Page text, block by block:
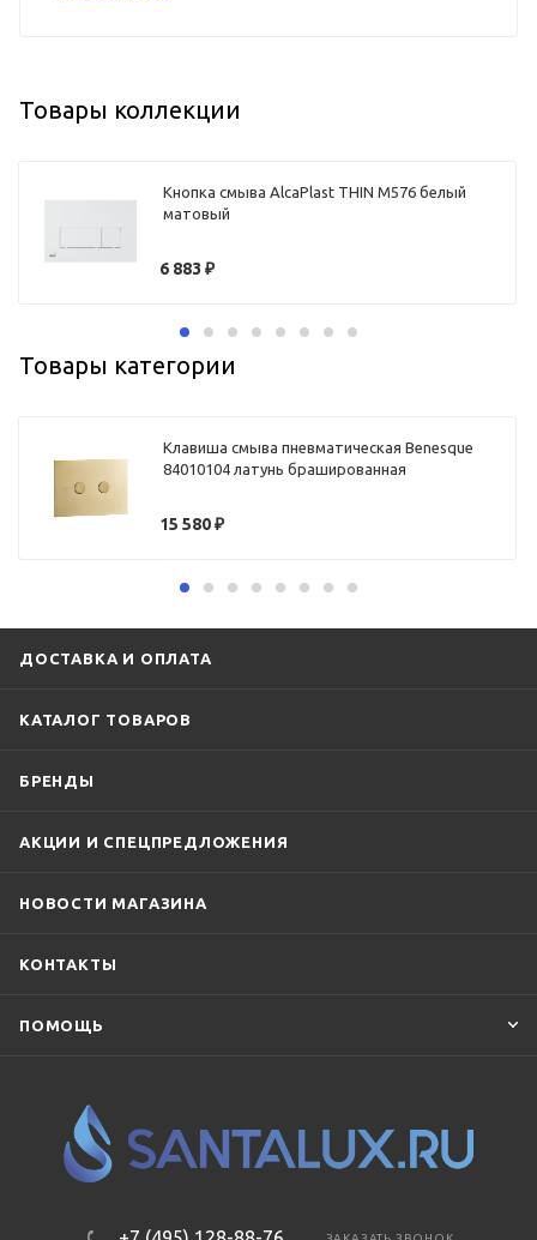
Товары коллекции
Кнопка смыва AlcaPlast THIN M576 белый
матовый
6 883 ₽
Товары категории
Клавиша смыва пневматическая Benesque
84010104 латунь брашированная
15 580₽
ДОСТАВКА И ОПЛАТА
КАТАЛОГ ТОВАРОВ
БРЕНДЫ
АКЦИИ И СПЕЦПРЕДЛОЖЕНИЯ
НОВОСТИ МАГАЗИНА
КОНТАКТЫ
ПОМОЩЬ